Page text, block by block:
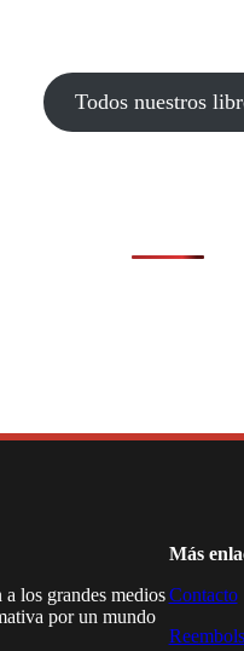
Todos nuestros
los grandes medios
por un mundo
Más
Contacto